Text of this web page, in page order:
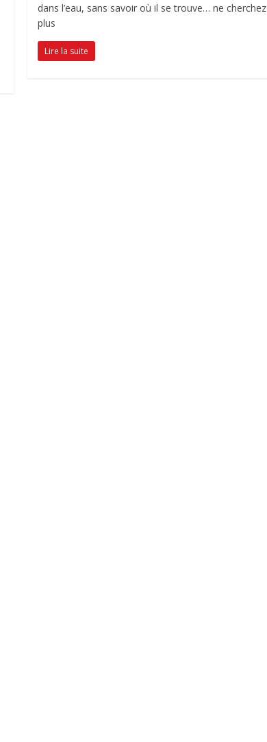
dans l’eau, sans savoir où il se trouve… ne cherchez
plus
Lire la suite